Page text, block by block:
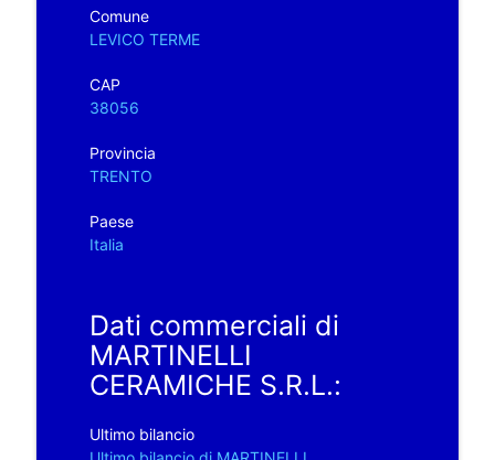
Comune
LEVICO TERME
CAP
38056
Provincia
TRENTO
Paese
Italia
Dati commerciali di
MARTINELLI
CERAMICHE S.R.L.:
Ultimo bilancio